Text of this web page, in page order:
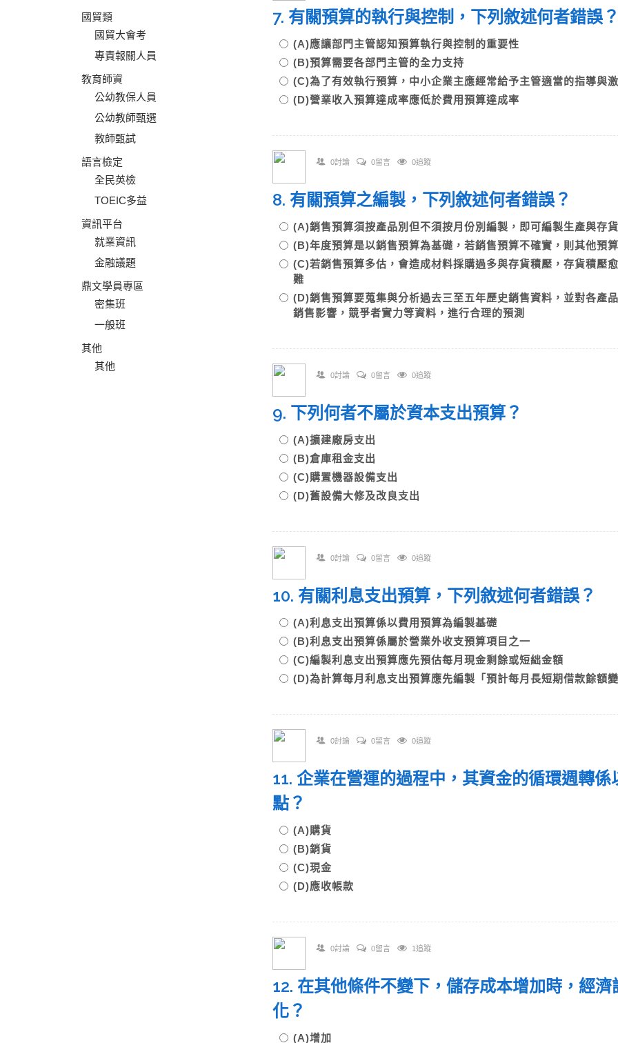
國貿類
國貿大會考
專責報關人員
教育師資
公幼教保人員
公幼教師甄選
教師甄試
語言檢定
全民英檢
TOEIC多益
資訊平台
就業資訊
金融議題
鼎文學員專區
密集班
一般班
其他
其他
7. 有關預算的執行與控制，下列敘述何者錯誤
(A)應讓部門主管認知預算執行與控制的重要性
(B)預算需要各部門主管的全力支持
(C)為了有效執行預算，中小企業主應經常給予主管適當的指導與
(D)營業收入預算達成率應低於費用預算達成率
0討論 0留言 0追蹤
8. 有關預算之編製，下列敘述何者錯誤？
(A)銷售預算須按產品別但不須按月份別編製，即可編製生產與存
(B)年度預算是以銷售預算為基礎，若銷售預算不確實，則其他預
(C)若銷售預算多估，會造成材料採購過多與存貨積壓，存貨積壓
難
(D)銷售預算要蒐集與分析過去三至五年歷史銷售資料，並對各產
銷售影響，競爭者實力等資料，進行合理的預測
0討論 0留言 0追蹤
9. 下列何者不屬於資本支出預算？
(A)擴建廠房支出
(B)倉庫租金支出
(C)購置機器設備支出
(D)舊設備大修及改良支出
0討論 0留言 0追蹤
10. 有關利息支出預算，下列敘述何者錯誤？
(A)利息支出預算係以費用預算為編製基礎
(B)利息支出預算係屬於營業外收支預算項目之一
(C)編製利息支出預算應先預估每月現金剩餘或短絀金額
(D)為計算每月利息支出預算應先編製「預計每月長短期借款餘額變
0討論 0留言 0追蹤
11. 企業在營運的過程中，其資金的循環週轉
點？
(A)購貨
(B)銷貨
(C)現金
(D)應收帳款
0討論 0留言 1追蹤
12. 在其他條件不變下，儲存成本增加時，經
化？
(A)增加